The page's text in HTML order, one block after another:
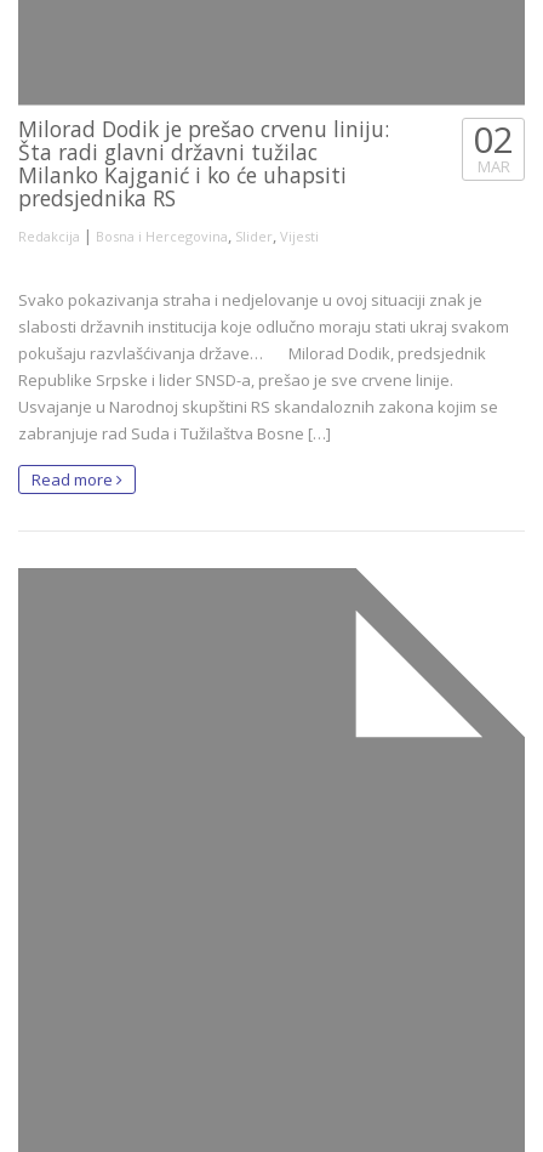
Milorad Dodik je prešao crvenu liniju:
Šta radi glavni državni tužilac
Milanko Kajganić i ko će uhapsiti
predsjednika RS
Redakcija | Bosna i Hercegovina, Slider, Vijesti
02
MAR
Svako pokazivanja straha i nedjelovanje u ovoj situaciji znak je
slabosti državnih institucija koje odlučno moraju stati ukraj svakom
pokušaju razvlašćivanja države… Milorad Dodik, predsjednik
Republike Srpske i lider SNSD-a, prešao je sve crvene linije.
Usvajanje u Narodnoj skupštini RS skandaloznih zakona kojim se
zabranjuje rad Suda i Tužilaštva Bosne […]
Read more